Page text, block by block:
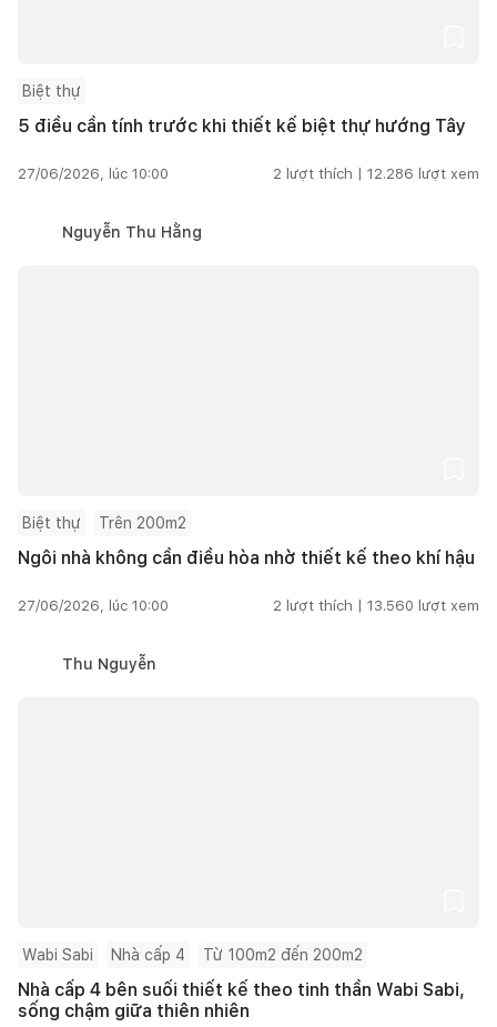
Biệt thự
5 điều cần tính trước khi thiết kế biệt thự hướng Tây
27/06/2026, lúc 10:00 2 lượt thích | 12.286 lượt xem
Nguyễn Thu Hằng
Biệt thự Trên 200m2
Ngôi nhà không cần điều hòa nhờ thiết kế theo khí hậu
27/06/2026, lúc 10:00 2 lượt thích | 13.560 lượt xem
Thu Nguyễn
Wabi Sabi Nhà cấp 4 Từ 100m2 đến 200m2
Nhà cấp 4 bên suối thiết kế theo tinh thần Wabi Sabi,
sống chậm giữa thiên nhiên